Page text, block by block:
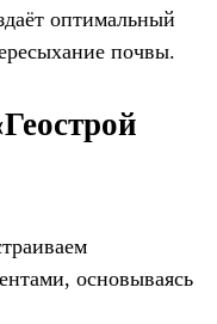
оптимальный
почвы.
основываясь